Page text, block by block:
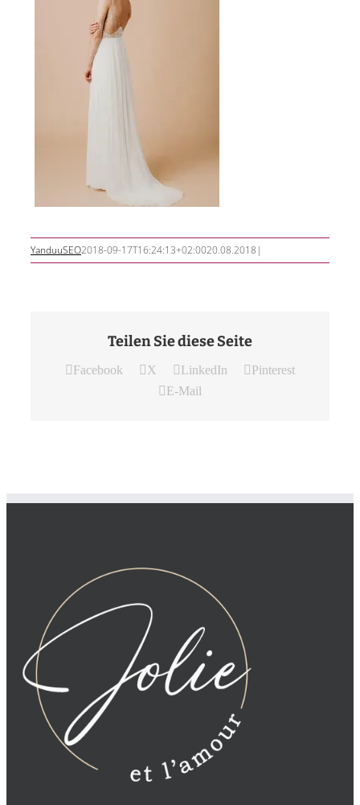
YanduuSEO2018-09-17T16:24:13+02:0020.08.2018 |
Teilen Sie diese Seite
Facebook X LinkedIn
Pinterest
E-Mail